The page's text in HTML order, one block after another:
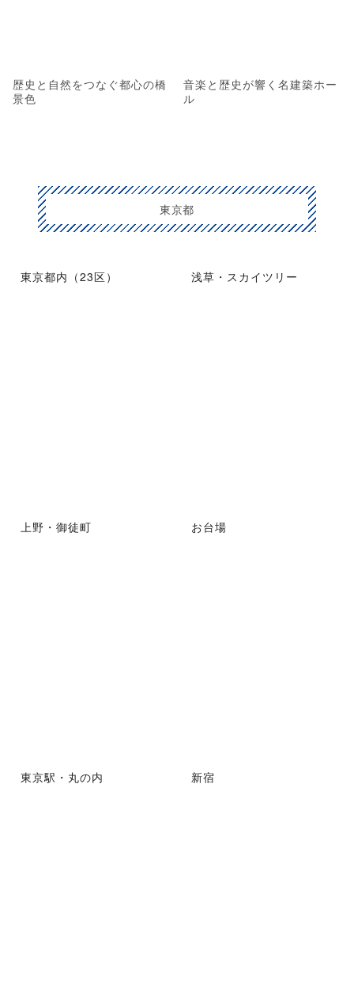
歴史と自然をつなぐ都心の橋
景色
音楽と歴史が響く名建築ホー
ル
東京都
東京都内（23区） 浅草・スカイツリー
上野・御徒町 お台場
東京駅・丸の内 新宿